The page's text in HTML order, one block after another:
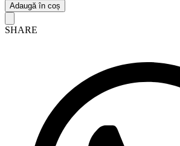
Adaugă în coș
SHARE